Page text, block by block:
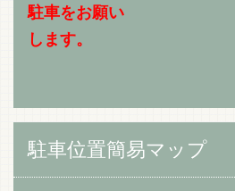
駐車をお願い
します。
駐車位置簡易マップ